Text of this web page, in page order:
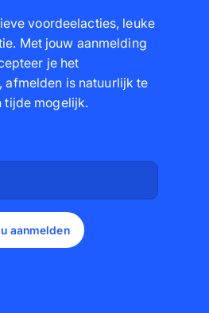
voordeelacties, leuke
Met jouw aanmelding
je het
,afmelden is natuurlijk te
tijde mogelijk.
aanmelden